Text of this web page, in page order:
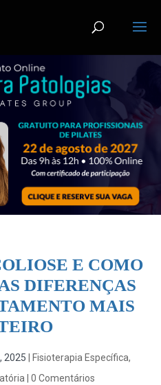
E COMO
DIFERENÇAS
MAIS
2025 Fisioterapia Específica,
| 0 Comentários